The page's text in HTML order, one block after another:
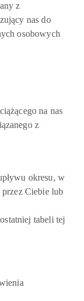
z
nas do
osobowych
na nas
z
okresu, w
Ciebie lub
tabeli tej